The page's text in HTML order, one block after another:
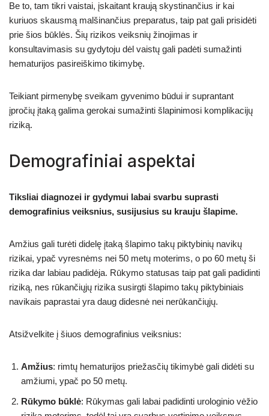
Be to, tam tikri vaistai, įskaitant kraują skystinančius ir kai
kuriuos skausmą malšinančius preparatus, taip pat gali prisidėti
prie šios būklės. Šių rizikos veiksnių žinojimas ir
konsultavimasis su gydytoju dėl vaistų gali padėti sumažinti
hematurijos pasireiškimo tikimybę.
Teikiant pirmenybę sveikam gyvenimo būdui ir suprantant
įpročių įtaką galima gerokai sumažinti šlapinimosi komplikacijų
riziką.
Demografiniai aspektai
Tiksliai diagnozei ir gydymui labai svarbu suprasti
demografinius veiksnius, susijusius su krauju šlapime.
Amžius gali turėti didelę įtaką šlapimo takų piktybinių navikų
rizikai, ypač vyresnėms nei 50 metų moterims, o po 60 metų ši
rizika dar labiau padidėja. Rūkymo statusas taip pat gali padidinti
riziką, nes rūkančiųjų rizika susirgti šlapimo takų piktybiniais
navikais paprastai yra daug didesnė nei nerūkančiųjų.
Atsižvelkite į šiuos demografinius veiksnius:
Amžius: rimtų hematurijos priežasčių tikimybė gali didėti su
amžiumi, ypač po 50 metų.
Rūkymo būklė: Rūkymas gali labai padidinti urologinio vėžio